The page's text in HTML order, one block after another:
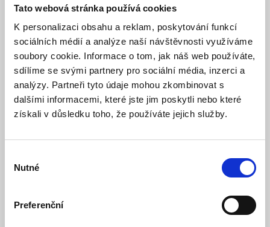
Tato webová stránka používá cookies
K personalizaci obsahu a reklam, poskytování funkcí
sociálních médií a analýze naší návštěvnosti využíváme
soubory cookie. Informace o tom, jak náš web používáte,
sdílíme se svými partnery pro sociální média, inzerci a
analýzy. Partneři tyto údaje mohou zkombinovat s
dalšími informacemi, které jste jim poskytli nebo které
získali v důsledku toho, že používáte jejich služby.
souhlasu
Nutné
Preferenční
Ovladač pro LED pásky 2v1, RF DO, 4 zónový
450 Kč
500 Kč
Detail Do košíku